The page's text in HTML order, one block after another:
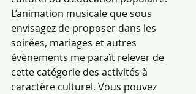
L’animation musicale que sous
envisagez de proposer dans les
soirées, mariages et autres
évènements me paraît relever de
cette catégorie des activités à
caractère culturel. Vous pouvez